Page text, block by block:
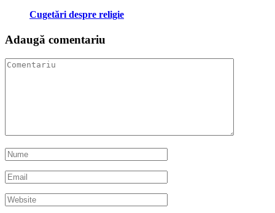
Cugetări despre religie
Adaugă comentariu